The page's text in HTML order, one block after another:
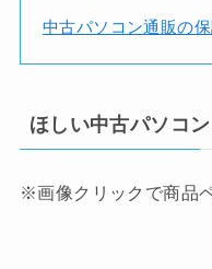
中古パソコン通販の
ほしい中古パソコ
※画像クリックで商品